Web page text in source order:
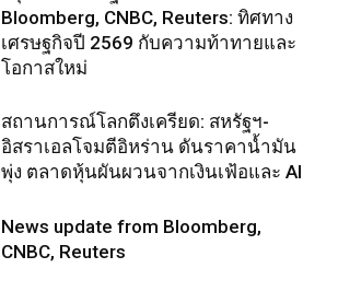
Bloomberg, CNBC, Reuters: ทิศทาง
เศรษฐกิจปี 2569 กับความท้าทายและ
โอกาสใหม่
สถานการณ์โลกตึงเครียด: สหรัฐฯ-
อิสราเอลโจมตีอิหร่าน ดันราคาน้ำมัน
พุ่ง ตลาดหุ้นผันผวนจากเงินเฟ้อและ AI
News update from Bloomberg,
CNBC, Reuters